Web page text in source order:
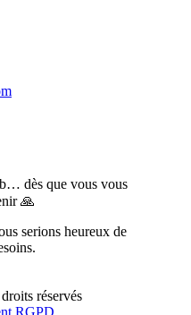
dès que vous vous
🙏
serions heureux de
réservés